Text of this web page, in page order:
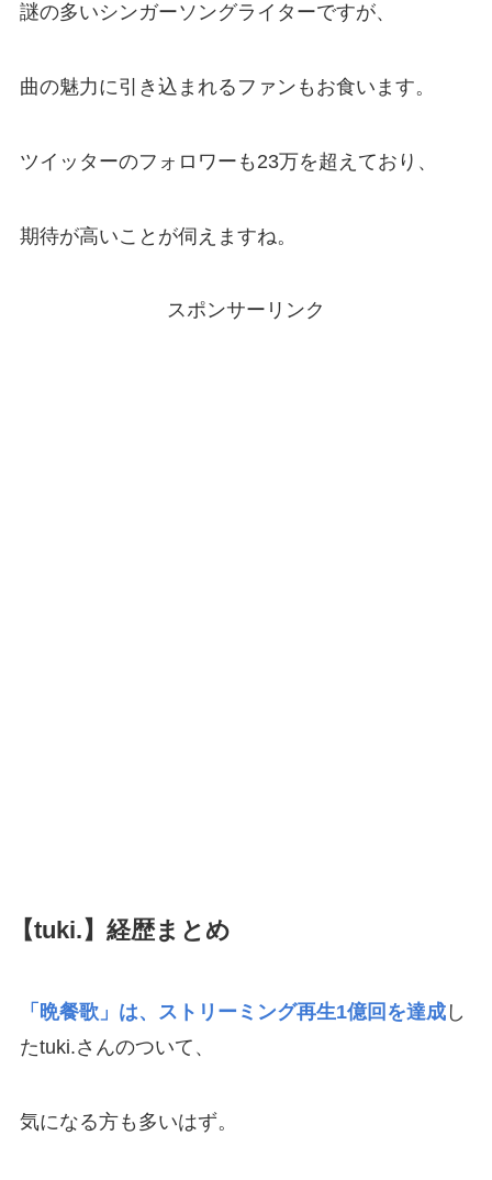
謎の多いシンガーソングライターですが、
曲の魅力に引き込まれるファンもお食います。
ツイッターのフォロワーも23万を超えており、
期待が高いことが伺えますね。
スポンサーリンク
【tuki.】経歴まとめ
「晩餐歌」は、ストリーミング再生1億回を達成し
たtuki.さんのついて、
気になる方も多いはず。